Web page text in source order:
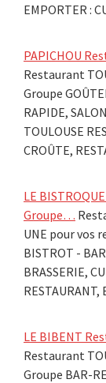
EMPORTER :
PAPICHOU
Restaurant
Groupe
RAPIDE,
TOULOUSE
CROÛTE,
LE
Groupe…
UNE pour vos
BISTROT -
BRASSERIE,
LE BIBENT
Restaurant
Groupe BAR-